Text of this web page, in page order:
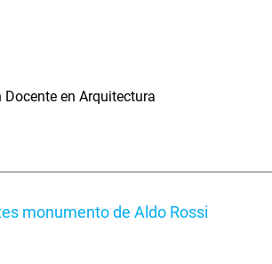
en Arquitectura
monumento de Aldo Rossi